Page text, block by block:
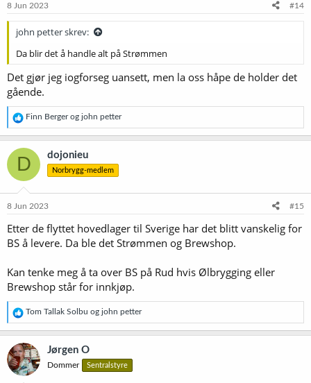
e
8 Jun 2023 #14
john petter skrev:
Da blir det å handle alt på Strømmen
Det gjør jeg iogforseg uansett, men la oss håpe de holder det
gående.
R
e
a
k
s
j
o
e
:
Finn Bergerog john petter
D dojonieu
Norbrygg-medlem
8 Jun 2023 #15
Etter de flyttet hovedlager til Sverige har det blitt vanskelig for
BS å levere. Da ble det Strømmen og Brewshop.
Kan tenke meg å ta over BS på Rud hvis Ølbrygging eller
Brewshop står for innkjøp. ‍
R
e
a
k
s
j
o
Tom Tallak Solbu og john petter
Jørgen O
Dommer Sentralstyre